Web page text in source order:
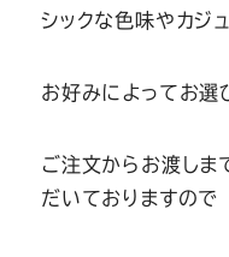
シックな色味やカジ
お好みによってお選
ご注文からお渡しま
だいておりますので